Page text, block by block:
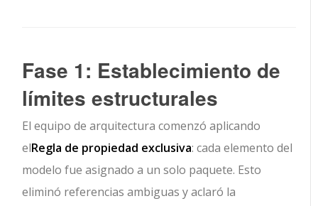
Fase 1: Establecimiento de
límites estructurales
El equipo de arquitectura comenzó aplicando
elRegla de propiedad exclusiva: cada elemento del
modelo fue asignado a un solo paquete. Esto
eliminó referencias ambiguas y aclaró la